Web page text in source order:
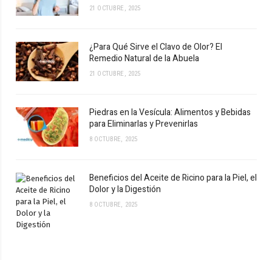
21 OCTUBRE, 2025
¿Para Qué Sirve el Clavo de Olor? El
Remedio Natural de la Abuela
21 OCTUBRE, 2025
Piedras en la Vesícula: Alimentos y Bebidas
para Eliminarlas y Prevenirlas
8 OCTUBRE, 2025
Beneficios del Aceite de Ricino para la Piel, el
Dolor y la Digestión
8 OCTUBRE, 2025